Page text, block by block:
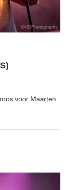
voor Maarten